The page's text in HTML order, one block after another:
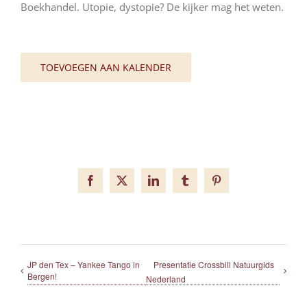
Boekhandel. Utopie, dystopie? De kijker mag het weten.
TOEVOEGEN AAN KALENDER
Facebook
X LinkedInTumblrPinterest
JP den Tex – Yankee Tango in
Bergen!
Presentatie Crossbill Natuurgids
Nederland